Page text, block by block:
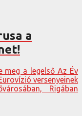
a
meg a legelső Az Év
versenyeinek
Rigában